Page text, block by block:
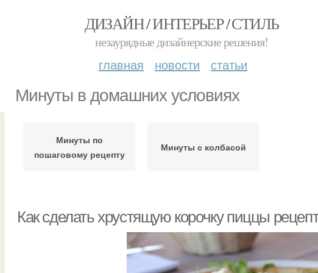
ДИЗАЙН / ИНТЕРЬЕР / СТИЛЬ
незаурядные дизайнерские решения!
главная новости статьи
Минуты в домашних условиях
Минуты по
пошаговому рецепту
Минуты с колбасой
Как сделать хрустящую корочку пиццы